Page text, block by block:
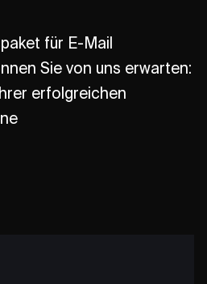
für E-Mail
Sie von uns erwarten:
erfolgreichen